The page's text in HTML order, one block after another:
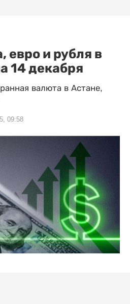
евро и рубля в
14 декабря
валюта в Астане,
09:58